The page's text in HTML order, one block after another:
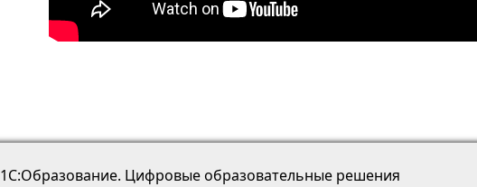
1С:Образование. Цифровые образовательные решения